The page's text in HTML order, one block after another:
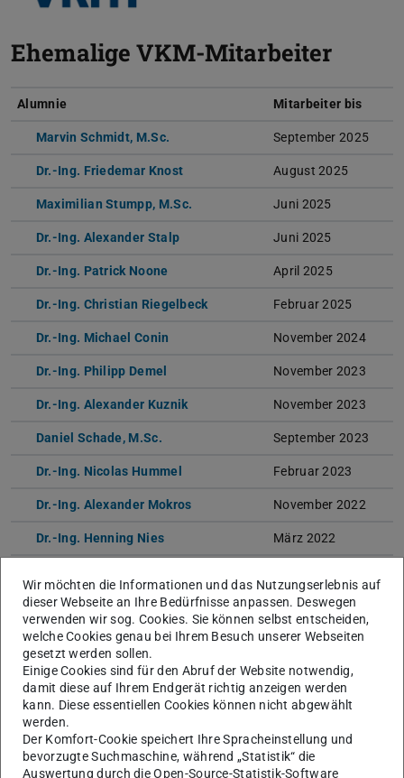
Ehemalige VKM-Mitarbeiter
Alumnie Mitarbeiter bis
Marvin Schmidt, M.Sc. September 2025
Dr.-Ing. Friedemar Knost August 2025
Maximilian Stumpp, M.Sc. Juni 2025
Dr.-Ing. Alexander Stalp Juni 2025
Dr.-Ing. Patrick Noone April 2025
Dr.-Ing. Christian Riegelbeck Februar 2025
Dr.-Ing. Michael Conin November 2024
Dr.-Ing. Philipp Demel November 2023
Dr.-Ing. Alexander Kuznik November 2023
Daniel Schade, M.Sc. September 2023
Dr.-Ing. Nicolas Hummel Februar 2023
Dr.-Ing. Alexander Mokros November 2022
Dr.-Ing. Henning Nies März 2022
Dr.-Ing. Tim Steinhaus. Januar 2022
Sascha Bauer, M.Sc. Januar 2022
Dr.-Ing. Mikula Thiem Dezember 2020
Dr.-Ing. Johannes Hipp Dezember 2020
Dr.-Ing. Markus Münz Dezember 2020
Dr.-Ing. Deborah Schmidt Dezember 2020
Wir möchten die Informationen und das Nutzungserlebnis auf
dieser Webseite an Ihre Bedürfnisse anpassen. Deswegen
verwenden wir sog. Cookies. Sie können selbst entscheiden,
welche Cookies genau bei Ihrem Besuch unserer Webseiten
gesetzt werden sollen.
Einige Cookies sind für den Abruf der Website notwendig,
damit diese auf Ihrem Endgerät richtig anzeigen werden
kann. Diese essentiellen Cookies können nicht abgewählt
werden.
Der Komfort-Cookie speichert Ihre Spracheinstellung und
bevorzugte Suchmaschine, während „Statistik“ die
Auswertung durch die Open-Source-Statistik-Software